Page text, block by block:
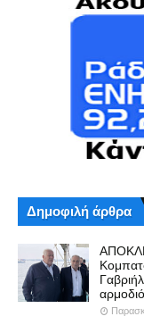
Δημοφιλή άρθρα